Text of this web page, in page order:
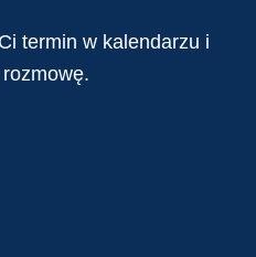
termin w kalendarzu i